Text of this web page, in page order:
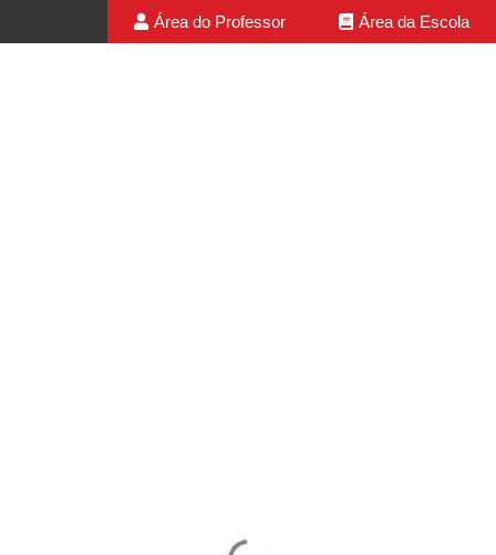
Área do Professor Área da Escola